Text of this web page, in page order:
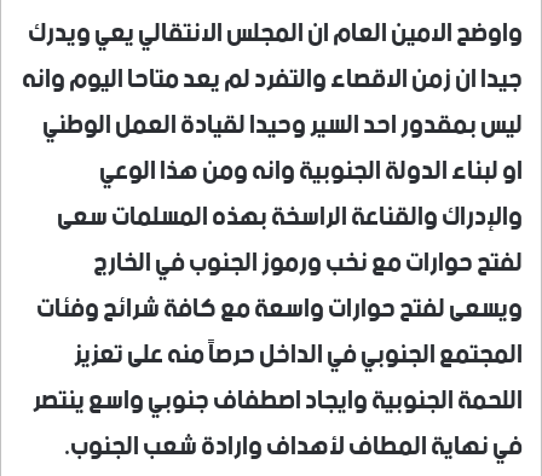
واوضح الامين العام ان المجلس الانتقالي يعي ويدرك
جيدا ان زمن الاقصاء والتفرد لم يعد متاحا اليوم وانه
ليس بمقدور احد السير وحيدا لقيادة العمل الوطني
او لبناء الدولة الجنوبية وانه ومن هذا الوعي
والإدراك والقناعة الراسخة بهذه المسلمات سعى
لفتح حوارات مع نخب ورموز الجنوب في الخارج
ويسعى لفتح حوارات واسعة مع كافة شرائح وفئات
المجتمع الجنوبي في الداخل حرصاً منه على تعزيز
اللحمة الجنوبية وايجاد اصطفاف جنوبي واسع ينتصر
في نهاية المطاف لأهداف وارادة شعب الجنوب.